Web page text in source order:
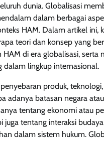
dunia. Globalisasi
dalam berbagai
HAM. Dalam artikel ini,
teori dan konsep yang
HAM di era globalisasi, serta
dalam lingkup internasional.
produk,
adanya batasan negara
tentang ekonomi atau
juga tentang interaksi
dalam sistem hukum.